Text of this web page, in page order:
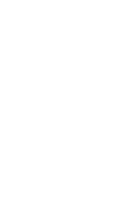
ou tout
ou plusieurs éléments